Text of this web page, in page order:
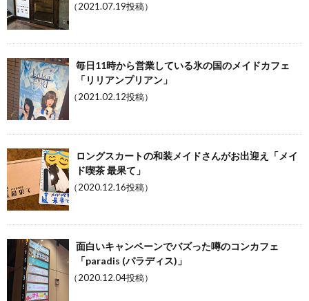
（2021.07.19投稿）
毎日11時から営業している氷の国のメイドカフェ
「リリアンプリアン」
（2021.02.12投稿）
ロングスカートの和装メイドさんがお出迎え「メイ
ド喫茶 最果て」
（2020.12.16投稿）
面白いキャンペーンでバズった噂のコンカフェ
「paradis (パラディス)」
（2020.12.04投稿）